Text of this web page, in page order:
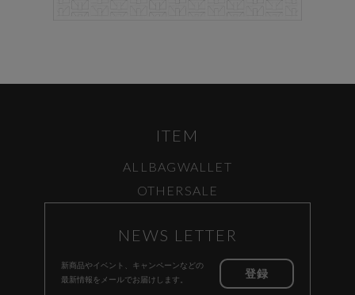
ITEM
ALL BAGWALLET
OTHER SALE
NEWS LETTER
新商品やイベント、キャンペーンなどの
最新情報をメールでお届けします。
登録